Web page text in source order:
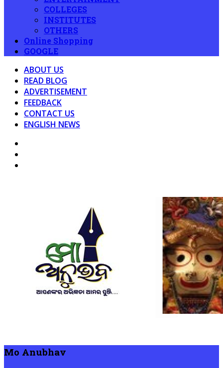
COLLEGES
INSTITUTES
OTHERS
Online Shopping
GOOGLE
ABOUT US
READ BLOG
ADVERTISEMENT
FEEDBACK
CONTACT US
ENGLISH NEWS
Mo Anubhav